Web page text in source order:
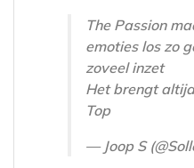
The Passion
emoties los zo
zoveel inzet
Het brengt
Top
— Joop S